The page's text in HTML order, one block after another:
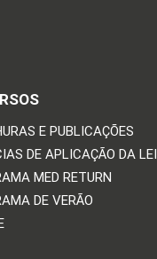
E PUBLICAÇÕES
DE APLICAÇÃO DA LEI
MED RETURN
DE VERÃO